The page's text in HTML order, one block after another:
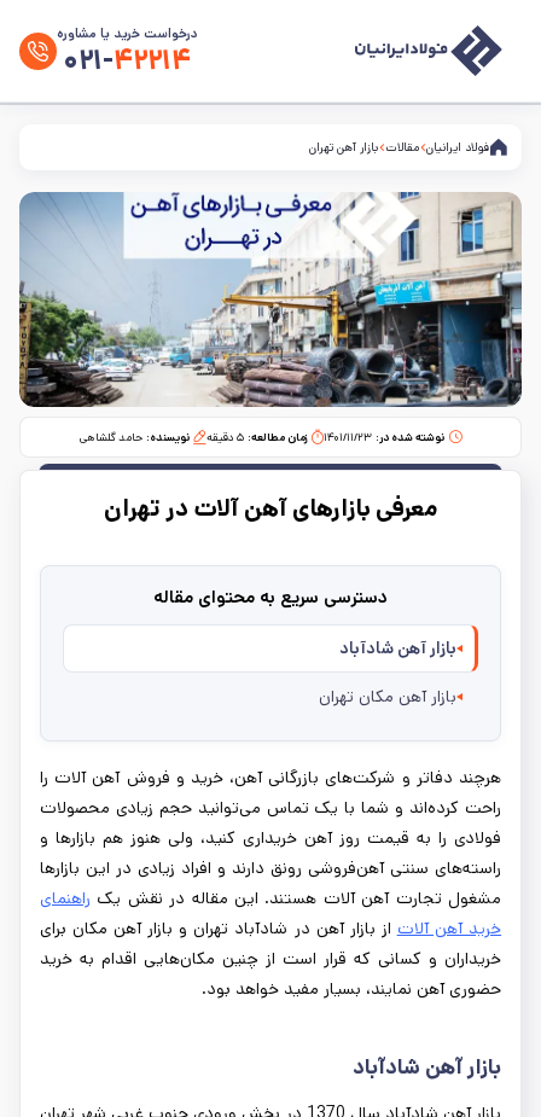
درخواست خرید یا مشاوره
۰۲۱-۴۲۲۱۴
فولاد ایرانیان مقالات بازار آهن تهران
نوشته شده در: ۱۴۰۱/۱۱/۲۳ زمان مطالعه:‌ ۵ دقیقه نویسنده: حامد گلشاهی
معرفی بازارهای آهن آلات در تهران
دسترسی سریع به محتوای مقاله
بازار آهن شادآباد
بازار آهن مکان تهران
هرچند دفاتر و شرکت‌های بازرگانی آهن، خرید و فروش آهن آلات را
راحت کرده‌اند و شما با یک تماس می‌توانید حجم زیادی محصولات
فولادی را به قیمت روز آهن خریداری کنید، ولی هنوز هم بازارها و
راسته‌های سنتی آهن‌فروشی رونق دارند و افراد زیادی در این بازارها
مشغول تجارت آهن آلات هستند. این مقاله در نقش یک راهنمای
خرید آهن آلاتاز بازار آهن در شادآباد تهران و بازار آهن مکان برای
خریداران و کسانی که قرار است از چنین مکان‌هایی اقدام به خرید
حضوری آهن نمایند، بسیار مفید خواهد بود.
بازار آهن شادآباد